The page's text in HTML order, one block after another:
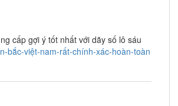
cấp gợi ý tốt nhất với dãy số lô sáu
bắc-việt-nam-rất-chính-xác-hoàn-toàn